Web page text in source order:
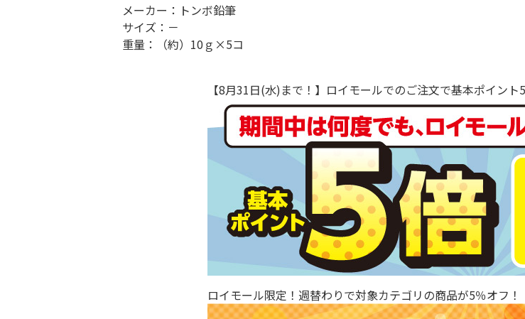
メーカー：トンボ鉛筆
サイズ：－
重量：（約）10ｇ×5コ
【8月31日(水)まで！】ロイモールでのご注文で基本ポイント5
ロイモール限定！週替わりで対象カテゴリの商品が5％オフ！